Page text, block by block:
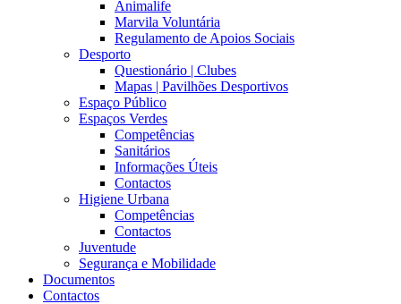
Animalife
Marvila Voluntária
Regulamento de Apoios Sociais
Desporto
Questionário | Clubes
Mapas | Pavilhões Desportivos
Espaço Público
Espaços Verdes
Competências
Sanitários
Informações Úteis
Contactos
Higiene Urbana
Competências
Contactos
Juventude
Segurança e Mobilidade
Documentos
Contactos